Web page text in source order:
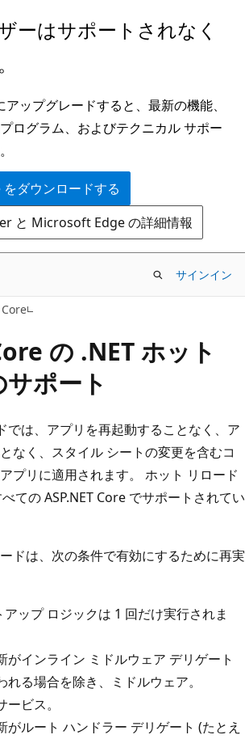
ーはサポートされなく
ップグレードすると、最新の機能、
ログラム、およびテクニカル サポー
ダウンロードする
と Microsoft Edge の詳細情報
サインイン
Core
の .NET ホット
ポート
では、アプリを再起動することなく、ア
なく、スタイル シートの変更を含むコ
プリに適用されます。 ホット リロード
ての ASP.NET Core でサポートされてい
ドは、次の条件で有効にするために再実
ップ ロジックは 1 回だけ実行されま
がインライン ミドルウェア デリゲート
れる場合を除き、ミドルウェア。
ビス。
がルート ハンドラー デリゲート (たとえ